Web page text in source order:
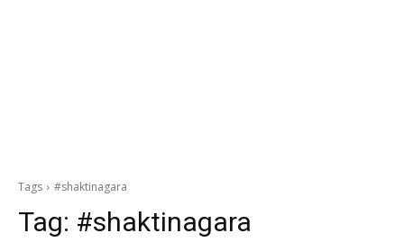
Tags #shaktinagara
Tag: #shaktinagara